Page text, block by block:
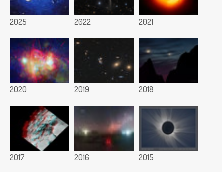
2025 2022 2021
2020 2019 2018
2017 2016 2015